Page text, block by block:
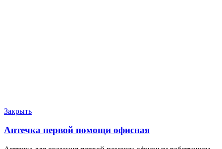
Закрыть
Аптечка первой помощи офисная